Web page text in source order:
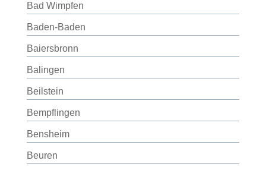
Bad Wimpfen
Baden-Baden
Baiersbronn
Balingen
Beilstein
Bempflingen
Bensheim
Beuren